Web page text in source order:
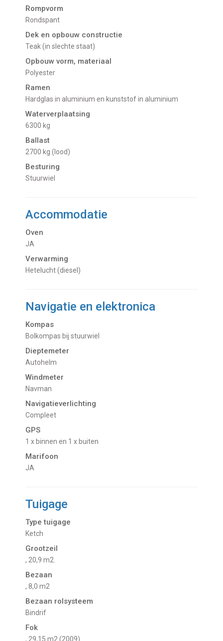
Rompvorm
Rondspant
Dek en opbouw constructie
Teak (in slechte staat)
Opbouw vorm, materiaal
Polyester
Ramen
Hardglas in aluminium en kunststof in aluminium
Waterverplaatsing
6300 kg
Ballast
2700 kg (lood)
Besturing
Stuurwiel
Accommodatie
Oven
JA
Verwarming
Hetelucht (diesel)
Navigatie en elektronica
Kompas
Bolkompas bij stuurwiel
Dieptemeter
Autohelm
Windmeter
Navman
Navigatieverlichting
Compleet
GPS
1 x binnen en 1 x buiten
Marifoon
JA
Tuigage
Type tuigage
Ketch
Grootzeil
, 20,9 m2.
Bezaan
, 8,0 m2
Bezaan rolsysteem
Bindrif
Fok
, 29,15 m2 (2009)